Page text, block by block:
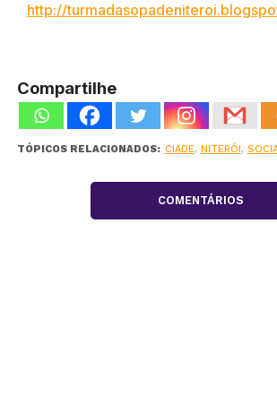
http://
Compartilhe
TÓPICOS RELACIONADOS: CIADE, NITERÓI,
COMENTÁRIOS